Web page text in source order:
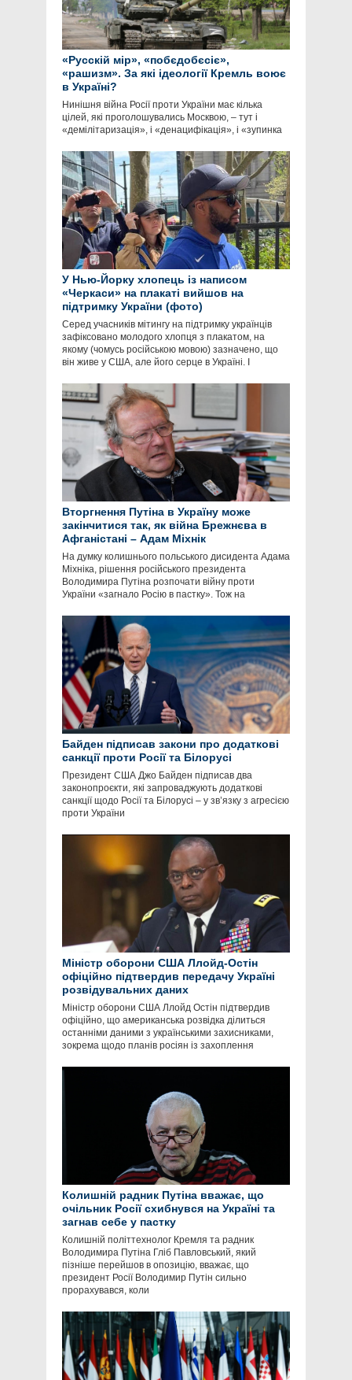
«Русскій мір», «побєдобєсіє»,
«рашизм». За які ідеології Кремль воює
в Україні?
Нинішня війна Росії проти України має кілька
цілей, які проголошувались Москвою, – тут і
«демілітаризація», і «денацифікація», і «зупинка
У Нью-Йорку хлопець із написом
«Черкаси» на плакаті вийшов на
підтримку України (фото)
Серед учасників мітингу на підтримку українців
зафіксовано молодого хлопця з плакатом, на
якому (чомусь російською мовою) зазначено, що
він живе у США, але його серце в Україні. І
Вторгнення Путіна в Україну може
закінчитися так, як війна Брежнєва в
Афганістані – Адам Міхнік
На думку колишнього польського дисидента Адама
Міхніка, рішення російського президента
Володимира Путіна розпочати війну проти
України «загнало Росію в пастку». Тож на
Байден підписав закони про додаткові
санкції проти Росії та Білорусі
Президент США Джо Байден підписав два
законопроєкти, які запроваджують додаткові
санкції щодо Росії та Білорусі – у зв’язку з агресією
проти України
Міністр оборони США Ллойд-Остін
офіційно підтвердив передачу Україні
розвідувальних даних
Міністр оборони США Ллойд Остін підтвердив
офіційно, що американська розвідка ділиться
останніми даними з українськими захисниками,
зокрема щодо планів росіян із захоплення
Колишній радник Путіна вважає, що
очільник Росії схибнувся на Україні та
загнав себе у пастку
Колишній політтехнолог Кремля та радник
Володимира Путіна Гліб Павловський, який
пізніше перейшов в опозицію, вважає, що
президент Росії Володимир Путін сильно
прорахувався, коли